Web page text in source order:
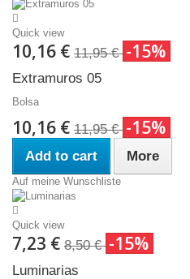
Quick view
10,16 € 11,95 € -15%
Extramuros 05
Bolsa
10,16 € 11,95 € -15%
Add to cart More
Auf meine Wunschliste
Quick view
7,23 € 8,50 € -15%
Luminarias